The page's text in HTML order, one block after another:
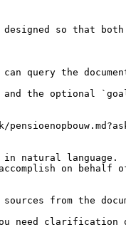
so that
the
and the optional
natural language.
on behalf
from the
need